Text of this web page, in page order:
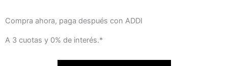
Compra ahora, paga después con ADDI
A 3 cuotas y 0% de interés.*